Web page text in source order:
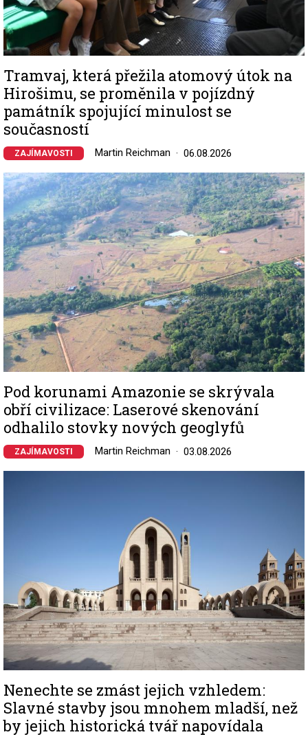
Tramvaj, která přežila atomový útok na
Hirošimu, se proměnila v pojízdný
památník spojující minulost se
současností
ZAJÍMAVOSTI Martin Reichman 06.08.2026
Image
Pod korunami Amazonie se skrývala
obří civilizace: Laserové skenování
odhalilo stovky nových geoglyfů
ZAJÍMAVOSTI Martin Reichman 03.08.2026
Nenechte se zmást jejich vzhledem:
Slavné stavby jsou mnohem mladší, než
by jejich historická tvář napovídala